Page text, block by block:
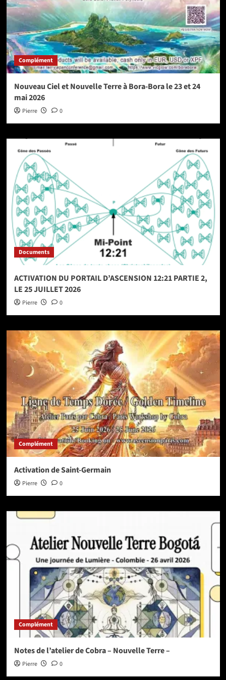
Complément
Nouveau Ciel et Nouvelle Terre à Bora-Bora le 23 et 24
mai 2026
Pierre 0
Documents
ACTIVATION DU PORTAIL D’ASCENSION 12:21 PARTIE 2,
LE 25 JUILLET 2026
Pierre 0
Complément
Activation de Saint-Germain
Pierre 0
Complément
Notes de l’atelier de Cobra – Nouvelle Terre –
Pierre 0